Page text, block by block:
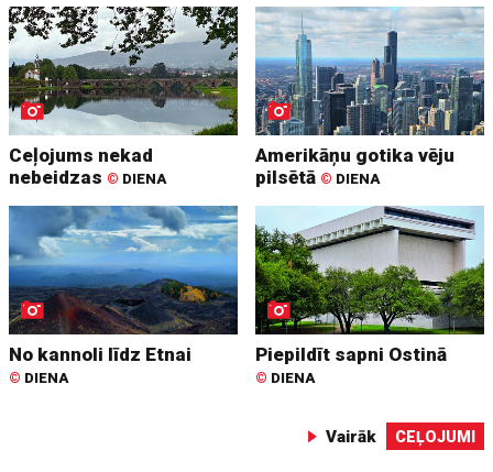
Ceļojums nekad
nebeidzas © DIENA
Amerikāņu gotika vēju
pilsētā © DIENA
No kannoli līdz Etnai
© DIENA
Piepildīt sapni Ostinā
© DIENA
Vairāk CEĻOJUMI